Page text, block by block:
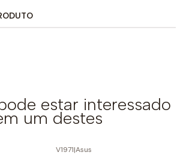
estar interessado
um destes
V1971|Asus